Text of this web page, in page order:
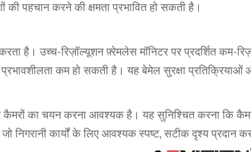
पहचान करने की क्षमता प्रभावित हो सकती है।
है। उच्च-रिज़ॉल्यूशन फ़्रेमलेस मॉनिटर पर प्रदर्शित
कम हो सकती है। यह बेमेल सुरक्षा
कैमरों का चयन करना आवश्यक है। यह सुनिश्चित करना कि
निगरानी कार्यों के लिए आवश्यक स्पष्ट, सटीक दृश्य प्रदान